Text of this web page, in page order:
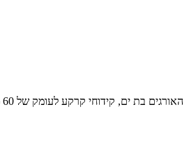
האורגים בת ים, קידוחי קרקע לעומק של 60 מטר כולל בדיקות SPT